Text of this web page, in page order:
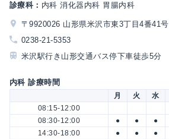
診療科： 内科 消化器内科 胃腸内科
〒9920026 山形県米沢市東3丁目4番41号
0238-21-5353
米沢駅行き山形交通バス停下車徒歩5分
内科 診療時間
月 火 水
08:15-12:00
08:30-12:00
● ● ●
14:30-18:00
● ● ●